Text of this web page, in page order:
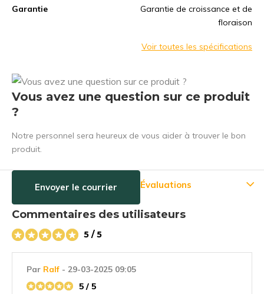
Garantie
Garantie de croissance et de
floraison
Voir toutes les spécifications
Vous avez une question sur ce produit
?
Notre personnel sera heureux de vous aider à trouver le bon
produit.
Envoyer le courrier Évaluations
Commentaires des utilisateurs
5 / 5
Par Ralf - 29-03-2025 09:05
5 / 5